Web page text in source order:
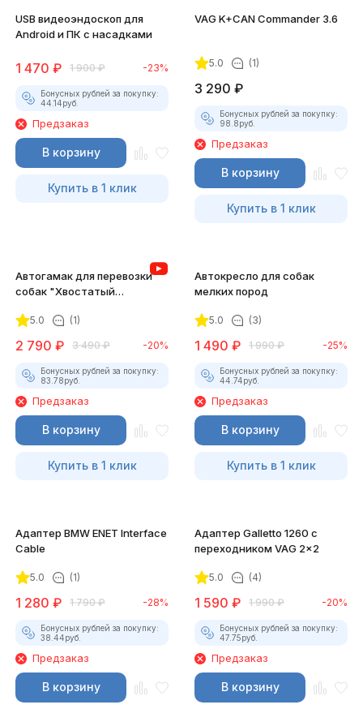
USB видеоэндоскоп для
Android и ПК с насадками
1 470 ₽ 1 900 ₽ -23%
Бонусных рублей за покупку:
44.14руб.
Предзаказ
В корзину
Купить в 1 клик
VAG K+CAN Commander 3.6
5.0 (1)
3 290 ₽
Бонусных рублей за покупку:
98.8руб.
Предзаказ
В корзину
Купить в 1 клик
Автогамак для перевозки
собак "Хвостатый
защитой дверей и ремнем
5.0 (1)
2 790 ₽ 3 490 ₽ -20%
Бонусных рублей за покупку:
83.78руб.
Предзаказ
В корзину
Купить в 1 клик
Автокресло для собак
мелких пород
5.0 (3)
1 490 ₽ 1 990 ₽ -25%
Бонусных рублей за покупку:
44.74руб.
Предзаказ
В корзину
Купить в 1 клик
Адаптер BMW ENET Interface
Cable
5.0 (1)
1 280 ₽ 1 790 ₽ -28%
Бонусных рублей за покупку:
38.44руб.
Предзаказ
В корзину
Адаптер Galletto 1260 с
переходником VAG 2x2
5.0 (4)
1 590 ₽ 1 990 ₽ -20%
Бонусных рублей за покупку:
47.75руб.
Предзаказ
В корзину